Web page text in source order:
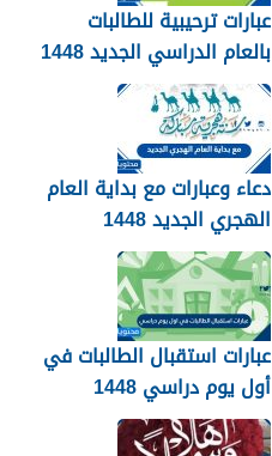
عبارات ترحيبية للطالبات
بالعام الدراسي الجديد 1448
بالصور
دعاء وعبارات مع بداية العام
الهجري الجديد 1448
عبارات استقبال الطالبات في
أول يوم دراسي 1448